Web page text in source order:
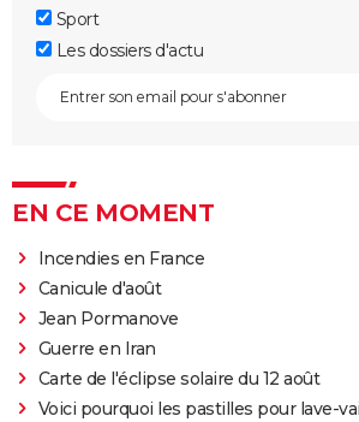
Sport
Les dossiers d'actu
EN CE MOMENT
Incendies en France
Canicule d'août
Jean Pormanove
Guerre en Iran
Carte de l'éclipse solaire du 12 août
Voici pourquoi les pastilles pour lave-